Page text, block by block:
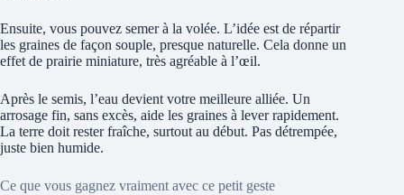
Ensuite, vous pouvez semer à la volée. L’idée est de répartir
les graines de façon souple, presque naturelle. Cela donne un
effet de prairie miniature, très agréable à l’œil.
Après le semis, l’eau devient votre meilleure alliée. Un
arrosage fin, sans excès, aide les graines à lever rapidement.
La terre doit rester fraîche, surtout au début. Pas détrempée,
juste bien humide.
Ce que vous gagnez vraiment avec ce petit geste